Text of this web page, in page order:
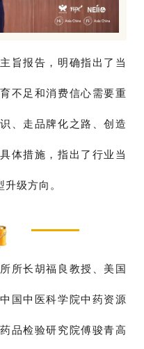
旨报告，明确指出了当
不足和消费信心需要重
、走品牌化之路、创造
体措施，指出了行业当
级方向。
所长胡福良教授、美国
国中医科学院中药资源
品检验研究院傅骏青高